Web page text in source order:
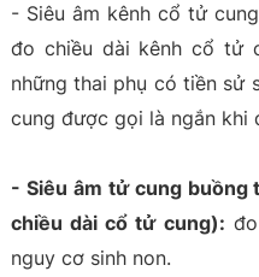
- Siêu âm kênh cổ tử
đo chiều dài kênh cổ tử
những thai phụ có tiền sử
cung được gọi là ngắn khi
- Siêu âm tử cung buồng
chiều dài cổ tử cung):
nguy cơ sinh non.